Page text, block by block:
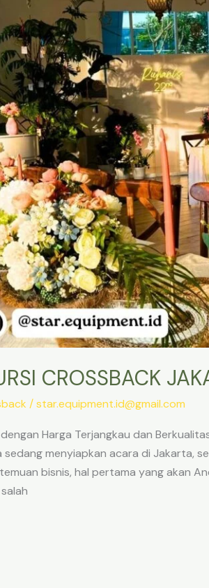
CROSSBACK
/star.equipment.id@gmail.com
Harga Terjangkau dan
menyiapkan acara di Jakarta,
bisnis, hal pertama yang akan